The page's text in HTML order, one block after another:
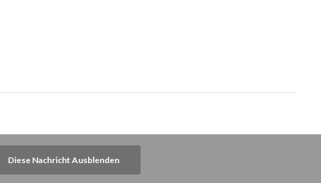
Diese Nachricht Ausblenden